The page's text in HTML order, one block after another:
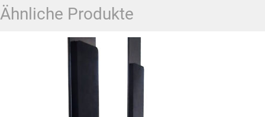
Ähnliche Produkte